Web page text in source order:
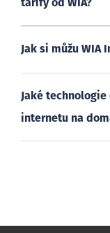
tarify od WIA?
Jak si můžu WIA
Jaké
internetu na